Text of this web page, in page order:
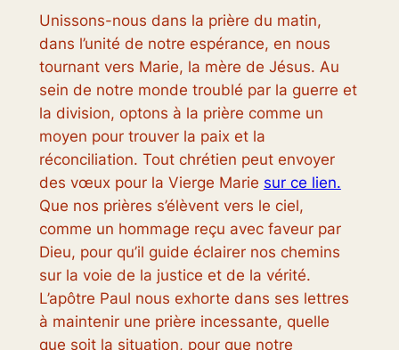
Unissons-nous dans la prière du matin,
dans l’unité de notre espérance, en nous
tournant vers Marie, la mère de Jésus. Au
sein de notre monde troublé par la guerre et
la division, optons à la prière comme un
moyen pour trouver la paix et la
réconciliation. Tout chrétien peut envoyer
des vœux pour la Vierge Marie sur ce lien.
Que nos prières s’élèvent vers le ciel,
comme un hommage reçu avec faveur par
Dieu, pour qu’il guide éclairer nos chemins
sur la voie de la justice et de la vérité.
L’apôtre Paul nous exhorte dans ses lettres
à maintenir une prière incessante, quelle
que soit la situation, pour que notre